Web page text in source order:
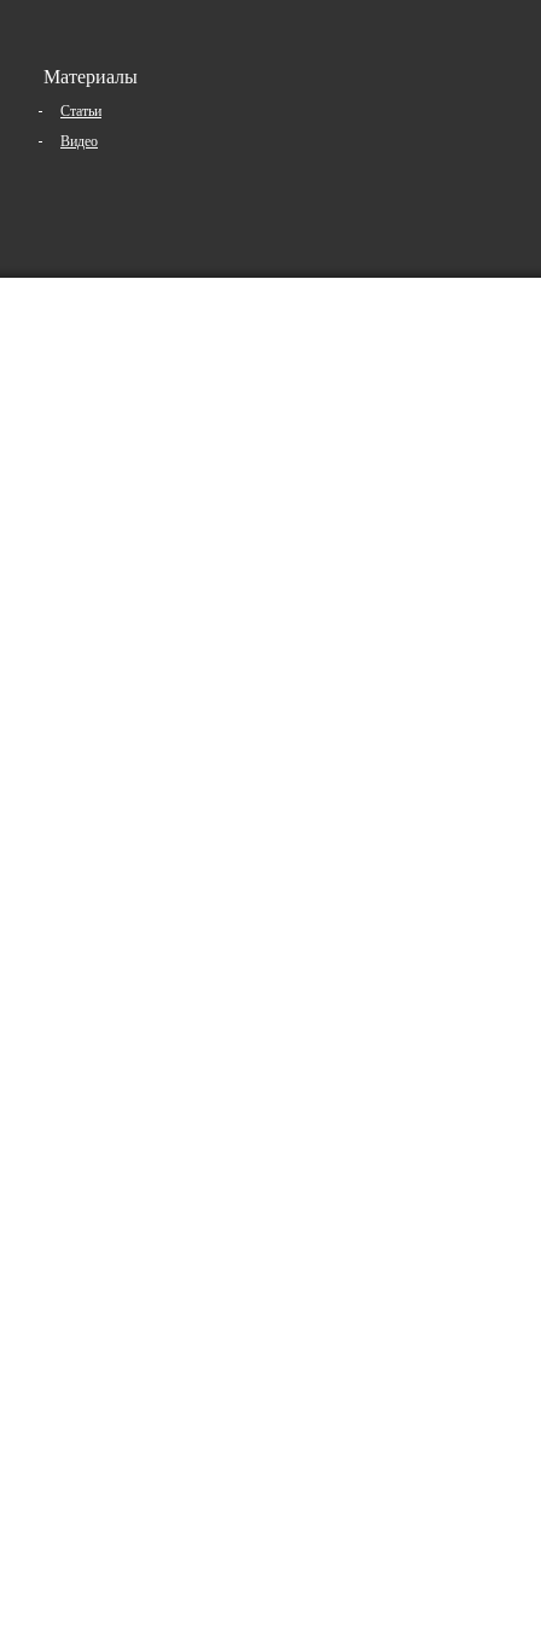
Материалы
Статьи
Видео